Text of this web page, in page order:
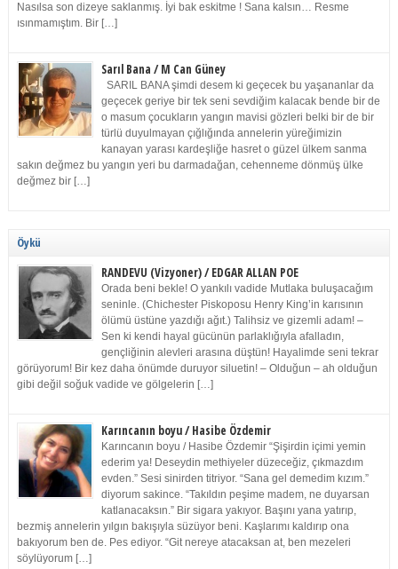
Nasılsa son dizeye saklanmış. İyi bak eskitme ! Sana kalsın… Resme
ısınmamıştım. Bir […]
Sarıl Bana / M Can Güney
SARIL BANA şimdi desem ki geçecek bu yaşananlar da
geçecek geriye bir tek seni sevdiğim kalacak bende bir de
o masum çocukların yangın mavisi gözleri belki bir de bir
türlü duyulmayan çığlığında annelerin yüreğimizin
kanayan yarası kardeşliğe hasret o güzel ülkem sanma
sakın değmez bu yangın yeri bu darmadağan, cehenneme dönmüş ülke
değmez bir […]
Öykü
RANDEVU (Vizyoner) / EDGAR ALLAN POE
Orada beni bekle! O yankılı vadide Mutlaka buluşacağım
seninle. (Chichester Piskoposu Henry King’in karısının
ölümü üstüne yazdığı ağıt.) Talihsiz ve gizemli adam! –
Sen ki kendi hayal gücünün parlaklığıyla afalladın,
gençliğinin alevleri arasına düştün! Hayalimde seni tekrar
görüyorum! Bir kez daha önümde duruyor siluetin! – Olduğun – ah olduğun
gibi değil soğuk vadide ve gölgelerin […]
Karıncanın boyu / Hasibe Özdemir
Karıncanın boyu / Hasibe Özdemir “Şişirdin içimi yemin
ederim ya! Deseydin methiyeler düzeceğiz, çıkmazdım
evden.” Sesi sinirden titriyor. “Sana gel demedim kızım.”
diyorum sakince. “Takıldın peşime madem, ne duyarsan
katlanacaksın.” Bir sigara yakıyor. Başını yana yatırıp,
bezmiş annelerin yılgın bakışıyla süzüyor beni. Kaşlarımı kaldırıp ona
bakıyorum ben de. Pes ediyor. “Git nereye atacaksan at, ben mezeleri
söylüyorum […]